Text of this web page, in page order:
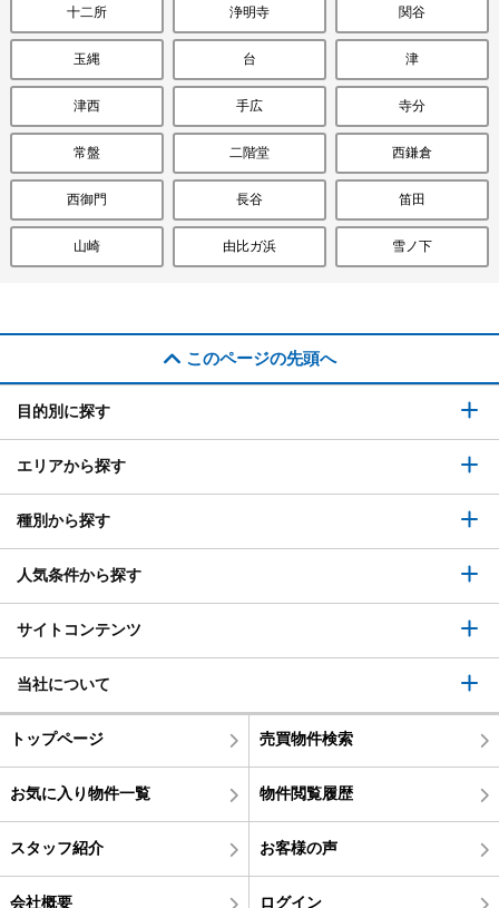
十二所 浄明寺 関谷
玉縄 台 津
津西 手広 寺分
常盤 二階堂 西鎌倉
西御門 長谷 笛田
山崎 由比ガ浜 雪ノ下
このページの先頭へ
目的別に探す
エリアから探す
種別から探す
人気条件から探す
サイトコンテンツ
当社について
トップページ 売買物件検索
お気に入り物件一覧 物件閲覧履歴
スタッフ紹介 お客様の声
会社概要 ログイン